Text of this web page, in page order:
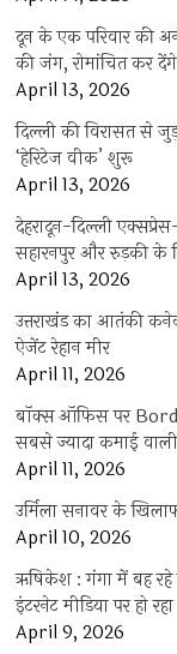
दून के एक परिवार की
की जंग, रोमांचित कर
April 13, 2026
दिल्ली की विरासत से
‘हेरिटेज वीक’ शुरू
April 13, 2026
देहरादून-दिल्ली
सहारनपुर और रुड़की के
April 13, 2026
उत्तराखंड का आतंकी
ऐजेंट रेहान मीर
April 11, 2026
बॉक्स ऑफिस पर
सबसे ज्यादा कमाई
April 11, 2026
उर्मिला सनावर के
April 10, 2026
ऋषिकेश : गंगा में बह रहे
इंटरनेट मीडिया पर हो
April 9, 2026